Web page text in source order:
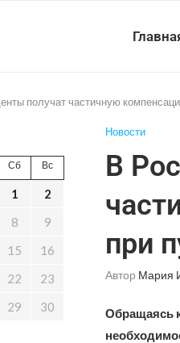
получат частичную
Новости
В
при
Автор Мария
Обращаясь
Сб Вс
1
2
8
9
15
16
22
23
29
30